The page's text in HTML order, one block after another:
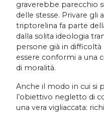
graverebbe parecchio
delle stesse. Privare gli
triptorelina fa parte
dalla solita ideologia
persone già in
essere conformi a una
di moralità.
Anche il modo in cui si
l’obiettivo negletto di
una vera vigliaccata: